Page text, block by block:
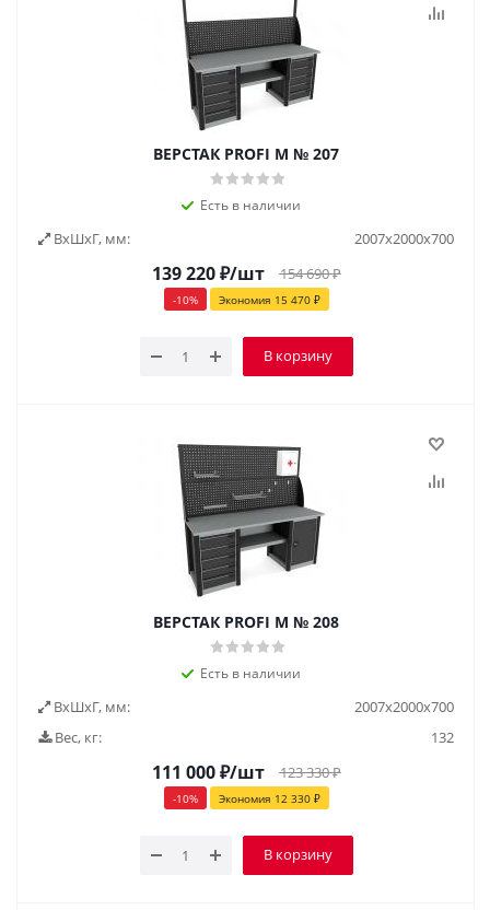
ВЕРСТАК PROFI M № 207
Есть в наличии
ВxШxГ, мм: 2007x2000x700
139 220₽/шт 154 690₽
-10% Экономия 15 470₽
В корзину
ВЕРСТАК PROFI M № 208
Есть в наличии
ВxШxГ, мм:
2007x2000x700
Вес, кг:
132
111 000₽/шт 123 330₽
-10% Экономия 12 330₽
В корзину